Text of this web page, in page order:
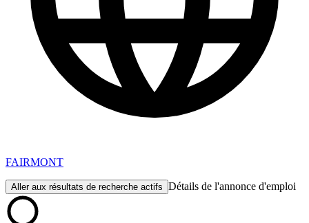
FAIRMONT
Aller aux résultats de recherche actifs Détails de l'annonce d'emploi